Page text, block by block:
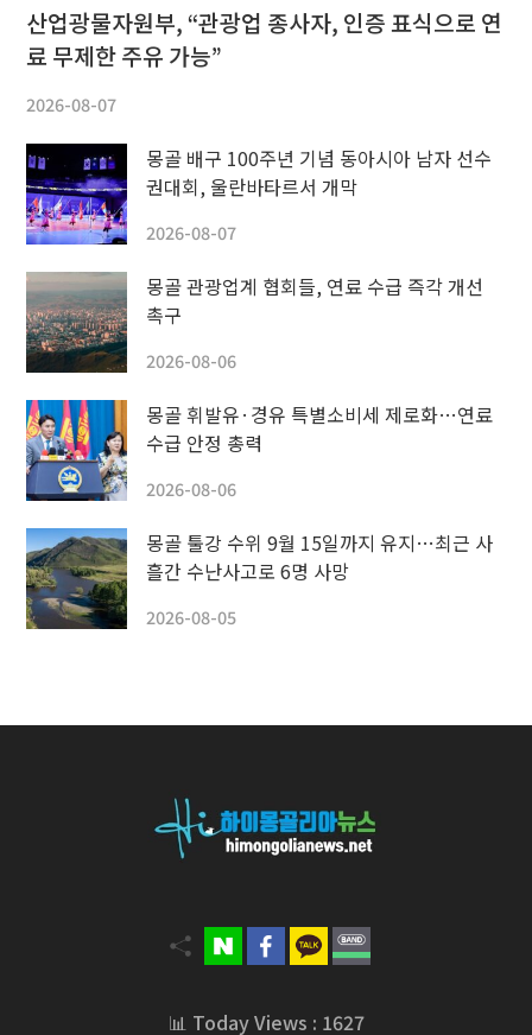
산업광물자원부, “관광업 종사자, 인증 표식으로 연
료 무제한 주유 가능”
2026-08-07
몽골 배구 100주년 기념 동아시아 남자 선수
권대회, 울란바타르서 개막
2026-08-07
몽골 관광업계 협회들, 연료 수급 즉각 개선
촉구
2026-08-06
몽골 휘발유·경유 특별소비세 제로화…연료
수급 안정 총력
2026-08-06
몽골 툴강 수위 9월 15일까지 유지…최근 사
흘간 수난사고로 6명 사망
2026-08-05
📊 Today Views : 1627